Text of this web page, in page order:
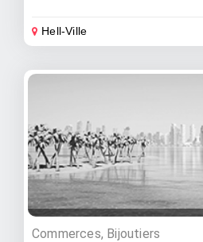
Hell-Ville
Commerces, Bijoutiers